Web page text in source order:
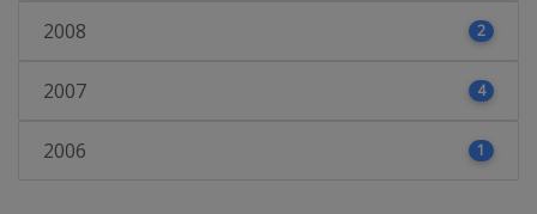
2008 2
2007 4
2006 1